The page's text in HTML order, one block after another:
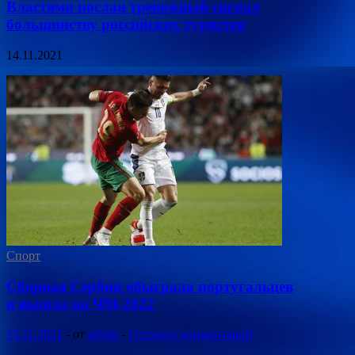
Властями послан тревожный сигнал
большинству российских туристов
14.11.2021
Спорт
Сборная Сербии обыграла португальцев
и вышла на ЧМ-2022
15.11.2021 - от admin - Оставьте комментарий